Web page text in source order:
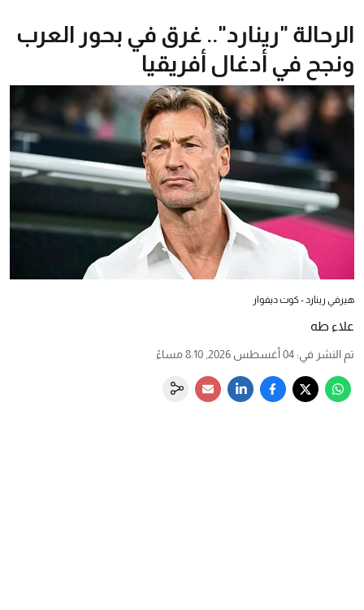
الرحالة "رينارد".. غرق في بحور العرب
ونجح في أدغال أفريقيا
هيرفي رينارد - كوت ديفوار
علاء طه
تم النشر في: 04 أغسطس 2026, 8:10 مساءً